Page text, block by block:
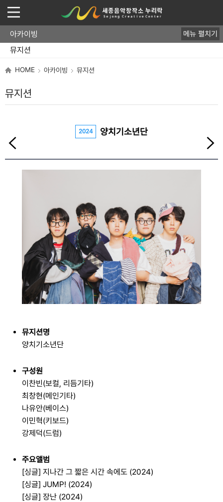
아카이빙
뮤지션
음반
영상/사진
메뉴 펼치기
HOME 아카이빙 뮤지션
뮤지션
2024 양치기소년단
뮤지션명
양치기소년단
구성원
이찬빈(보컬, 리듬기타)
최창현(메인기타)
나유안(베이스)
이민혁(키보드)
강제덕(드럼)
주요앨범
[싱글] 지나간 그 짧은 시간 속에도 (2024)
[싱글] JUMP! (2024)
[싱글] 장난 (2024)